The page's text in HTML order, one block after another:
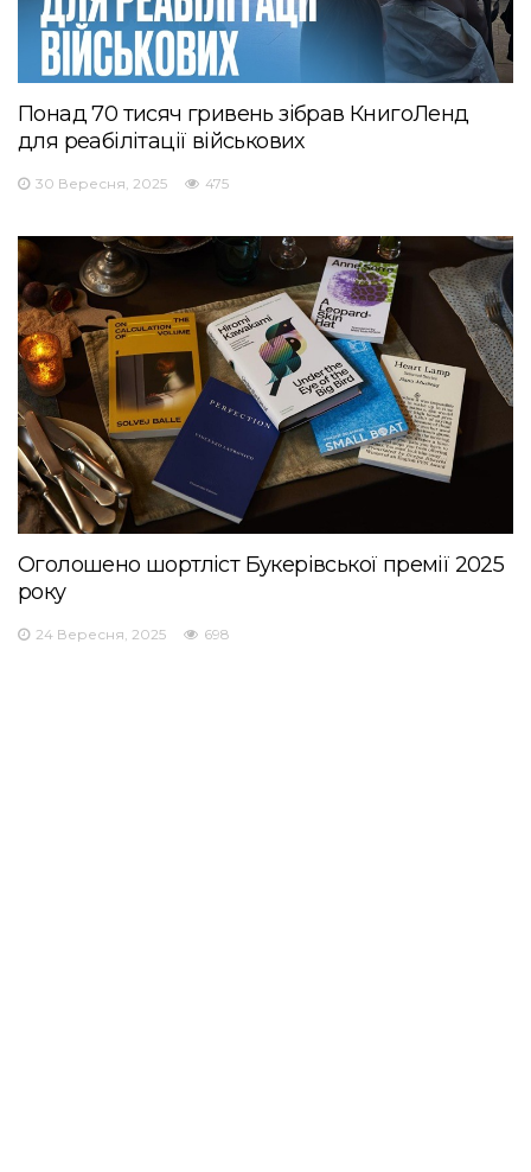
Понад 70 тисяч гривень зібрав КнигоЛенд
для реабілітації військових
30 Вересня, 2025 475
Оголошено шортліст Букерівської премії 2025
року
24 Вересня, 2025 698